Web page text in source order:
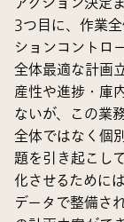
3つ目に、作業
ションコントロ
全体最適な計画
産性や進捗・庫
ないが、この業
全体ではなく個
題を引き起こし
化させるために
データで整備さ